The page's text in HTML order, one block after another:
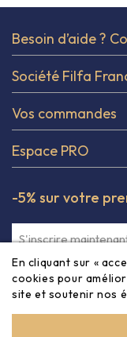
Besoin d’aide ?
Société Filfa
Vos commandes
Espace PRO
-5% sur votre
Inscrivez-vous à
de 80€ sur votre
désinscrire à tout
En cliquant sur «
cookies pour
site et soutenir nos